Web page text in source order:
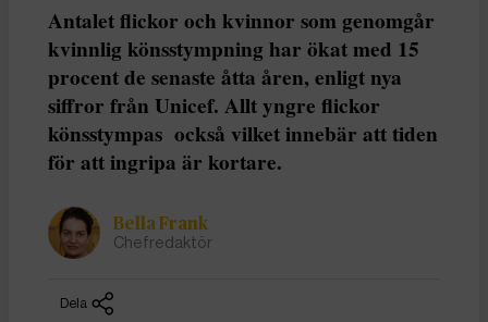
Antalet flickor och kvinnor som genomgår
kvinnlig könsstympning har ökat med 15
procent de senaste åtta åren, enligt nya
siffror från Unicef. Allt yngre flickor
könsstympas också vilket innebär att tiden
för att ingripa är kortare.
Bella Frank
Chefredaktör
Dela